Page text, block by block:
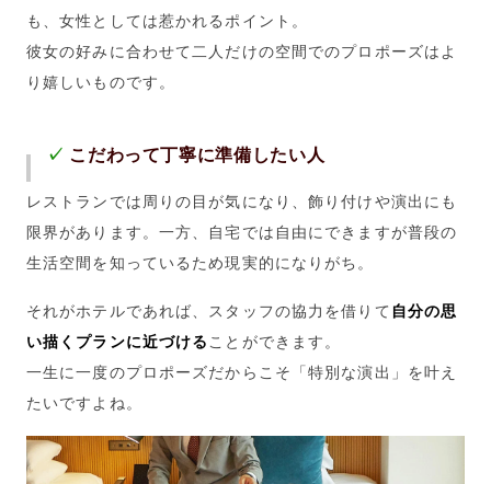
も、女性としては惹かれるポイント。
彼女の好みに合わせて二人だけの空間でのプロポーズはよ
り嬉しいものです。
✓ こだわって丁寧に準備したい人
レストランでは周りの目が気になり、飾り付けや演出にも
限界があります。一方、自宅では自由にできますが普段の
生活空間を知っているため現実的になりがち。
それがホテルであれば、スタッフの協力を借りて 自分の思
い描くプランに近づける ことができます。
一生に一度のプロポーズだからこそ「特別な演出」を叶え
たいですよね。